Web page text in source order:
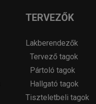
TERVEZŐK
Lakberendezők
Tervező tagok
Pártoló tagok
Hallgató tagok
Tiszteletbeli tagok